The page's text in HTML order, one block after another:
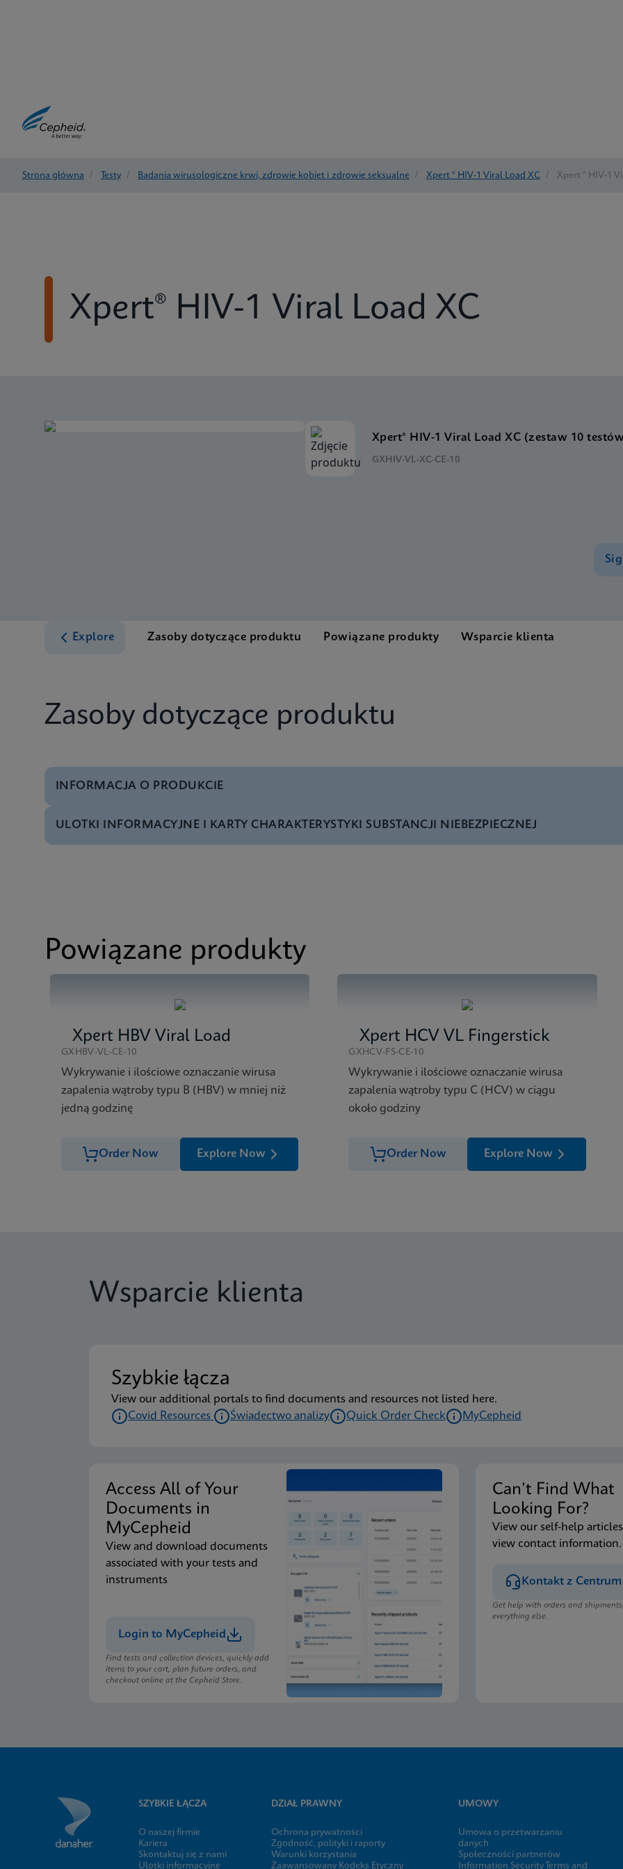
Strona główna / Testy / Badania wirusologiczne krwi, zdrowie kobiet i zdrowie seksualne / Xpert ® HIV-1 Viral Load XC / Xpert ® HIV-1
Xpert® HIV-1 Viral Load XC
Xpert® HIV-1 Viral Load XC (zestaw 10
GXHIV-VL-XC-CE-10
Explore Zasoby dotyczące produktu Powiązane produkty Wsparcie klienta
Zasoby dotyczące produktu
INFORMACJA O PRODUKCIE
Menu testowe Test Menu CE-IVD (English) (GeneXpert System)
ULOTKI INFORMACYJNE I KARTY CHARAKTERYSTYKI SUBSTANCJI NIEBEZPIECZNEJ
MSDS/SDS Xpert HIV-1 Viral Load XC SDS CE-IVD (Polish)
MSDS/SDS Xpert HIV-1 Viral Load XC SDS CE-IVD (English)
Powiązane produkty
Xpert HBV Viral Load
GXHBV-VL-CE-10
Wykrywanie i ilościowe oznaczanie wirusa
zapalenia wątroby typu B (HBV) w mniej niż
jedną godzinę
Order Now Explore Now
Xpert HCV VL Fingerstick
GXHCV-FS-CE-10
Wykrywanie i ilościowe oznaczanie wirusa
zapalenia wątroby typu C (HCV) w ciągu
około godziny
Order Now Explore Now
Wsparcie klienta
Szybkie łącza
View our additional portals to find documents and resources not listed here.
Covid Resources
Świadectwo analizy Quick Order Check MyCepheid
Access All of Your
Documents in
MyCepheid
View and download documents
associated with your tests and
instruments
Login to MyCepheid
Find tests and collection devices, quickly add
items to your cart, plan future orders, and
checkout online at the Cepheid Store.
Can’t Find What
Looking For?
View our self-help
view contact information.
Kontakt z
Get help with orders and
everything else.
SZYBKIE ŁĄCZA
O naszej firmie
Kariera
Skontaktuj się z nami
Ulotki informacyjne
DZIAŁ PRAWNY
Ochrona prywatności
Zgodność, polityki i raporty
Warunki korzystania
Zaawansowany Kodeks Etyczny
UMOWY
Umowa o przetwarzaniu
danych
Społeczności partnerów
Information Security Terms and